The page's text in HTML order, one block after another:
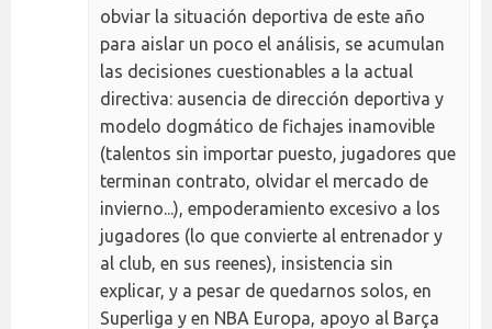
obviar la situación deportiva de este año
para aislar un poco el análisis, se acumulan
las decisiones cuestionables a la actual
directiva: ausencia de dirección deportiva y
modelo dogmático de fichajes inamovible
(talentos sin importar puesto, jugadores que
terminan contrato, olvidar el mercado de
invierno...), empoderamiento excesivo a los
jugadores (lo que convierte al entrenador y
al club, en sus reenes), insistencia sin
explicar, y a pesar de quedarnos solos, en
Superliga y en NBA Europa, apoyo al Barça